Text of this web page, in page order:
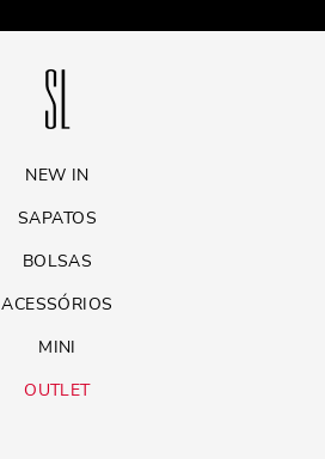
NEW IN
SAPATOS
BOLSAS
ACESSÓRIOS
MINI
OUTLET